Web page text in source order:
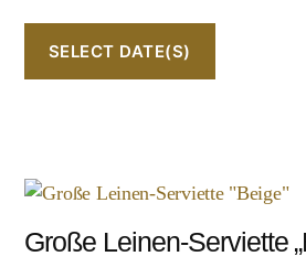
SELECT DATE(S)
Große Leinen-Serviette